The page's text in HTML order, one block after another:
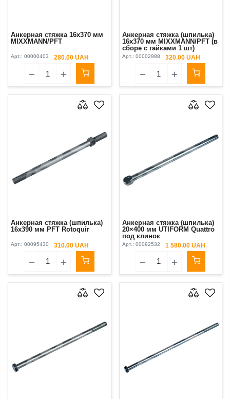
Анкерная стяжка 16x370 мм
MIXXMANN/PFT
Арт.: 00000403 280.00 UAH
Анкерная стяжка (шпилька)
16x370 мм MIXXMANN/PFT (в
сборе с гайками 1 шт)
Арт.: 00002988 320.00 UAH
Анкерная стяжка (шпилька)
16x390 мм PFT Rotoquir
Арт.: 00095430 310.00 UAH
Анкерная стяжка (шпилька)
20×400 мм UTIFORM Quattro
под клинок
Арт.: 00092532 1 580.00 UAH